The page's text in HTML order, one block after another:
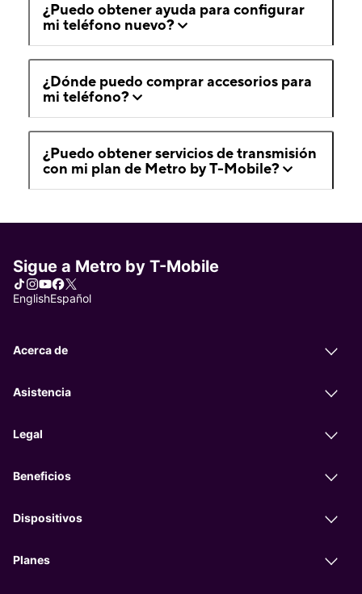
¿Puedo obtener ayuda para configurar
mi teléfono nuevo?
¿Dónde puedo comprar accesorios para
mi teléfono?
¿Puedo obtener servicios de transmisión
con mi plan de Metro by T-Mobile?